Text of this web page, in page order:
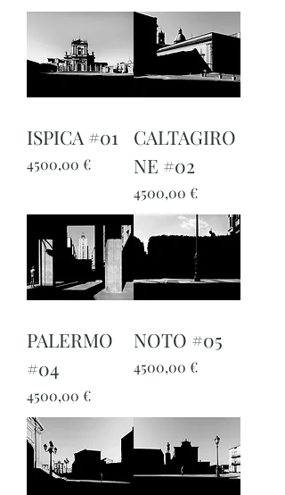
ISPICA #01
Prezzo
4500,00 €
CALTAGIRO
NE #02
Prezzo
4500,00 €
PALERMO
#04
Prezzo
4500,00 €
NOTO #05
Prezzo
4500,00 €